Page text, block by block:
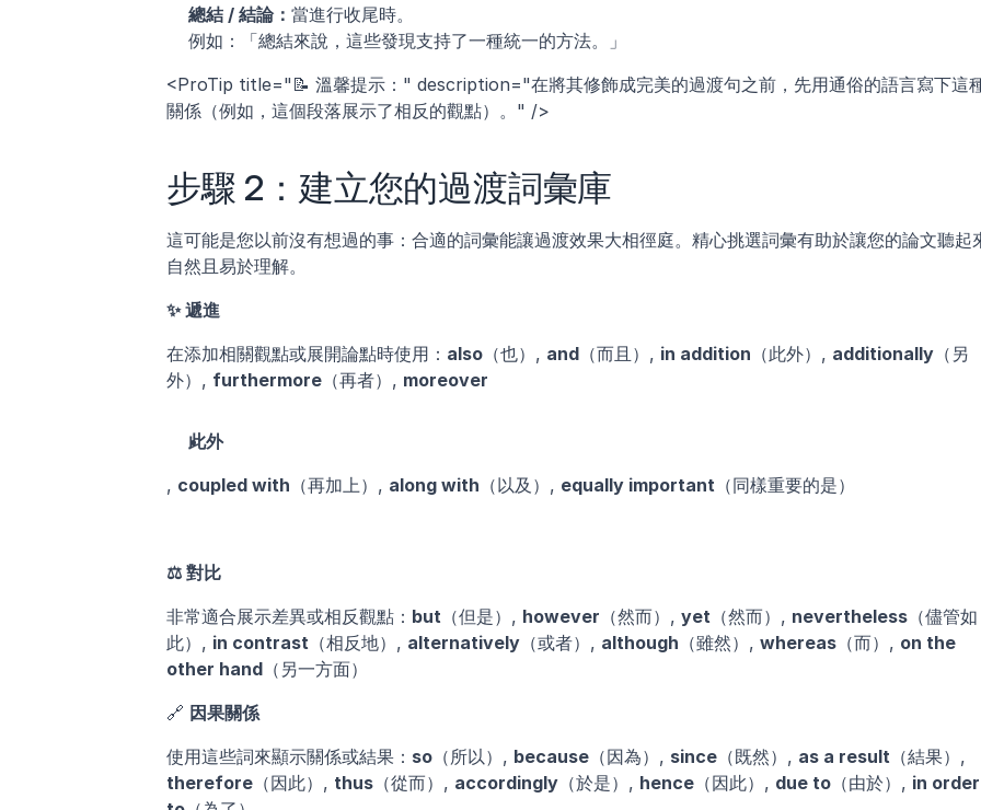
總結 / 結論： 當進行收尾時。
例如：「總結來說，這些發現支持了一種統一的方法。」
<ProTip title="📝 溫馨提示：" description="在將其修飾成完美的過渡句之前，先用通俗的語言寫下這
關係（例如，這個段落展示了相反的觀點）。" />
步驟 2：建立您的過渡詞彙庫
這可能是您以前沒有想過的事：合適的詞彙能讓過渡效果大相徑庭。精心挑選詞彙有助於讓您的論文聽起
自然且易於理解。
✨ 遞進
在添加相關觀點或展開論點時使用： also （也）, and （而且）, in addition （此外）, additionally （另
外）, furthermore （再者）, moreover
此外
, coupled with （再加上）, along with （以及）, equally important （同樣重要的是）
⚖️ 對比
非常適合展示差異或相反觀點： but （但是）, however （然而）, yet （然而）, nevertheless （儘管如
此）, in contrast （相反地）, alternatively （或者）, although （雖然）, whereas （而）, on the
other hand （另一方面）
🔗 因果關係
使用這些詞來顯示關係或結果： so （所以）, because （因為）, since （既然）, as a result
therefore （因此）, thus （從而）, accordingly （於是）, hence （因此）, due to （由於）, in order